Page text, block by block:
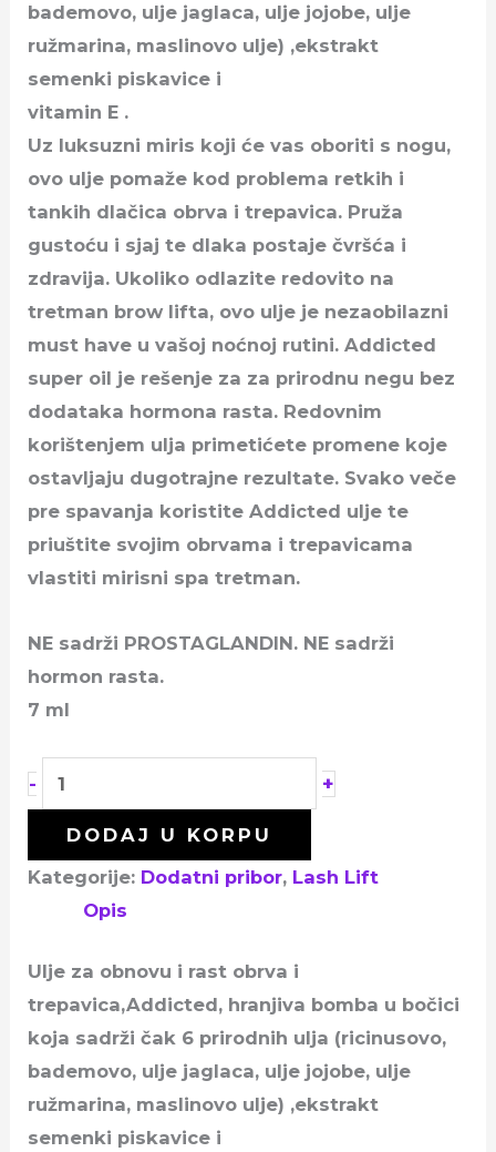
bademovo, ulje jaglaca, ulje jojobe, ulje
ružmarina, maslinovo ulje) ,ekstrakt
semenki piskavice i
vitamin E .
Uz luksuzni miris koji će vas oboriti s nogu,
ovo ulje pomaže kod problema retkih i
tankih dlačica obrva i trepavica. Pruža
gustoću i sjaj te dlaka postaje čvršća i
zdravija. Ukoliko odlazite redovito na
tretman brow lifta, ovo ulje je nezaobilazni
must have u vašoj noćnoj rutini. Addicted
super oil je rešenje za za prirodnu negu bez
dodataka hormona rasta. Redovnim
korištenjem ulja primetićete promene koje
ostavljaju dugotrajne rezultate. Svako veče
pre spavanja koristite Addicted ulje te
priuštite svojim obrvama i trepavicama
vlastiti mirisni spa tretman.
NE sadrži PROSTAGLANDIN. NE sadrži
hormon rasta.
7 ml
- +
DODAJ U KORPU
Kategorije: Dodatni pribor, Lash Lift
Opis
Ulje za obnovu i rast obrva i
trepavica,Addicted, hranjiva bomba u bočici
koja sadrži čak 6 prirodnih ulja (ricinusovo,
bademovo, ulje jaglaca, ulje jojobe, ulje
ružmarina, maslinovo ulje) ,ekstrakt
semenki piskavice i